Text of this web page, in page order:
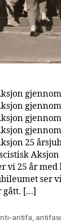
25
vi 25 år med
ser
gått. […]
antifa,